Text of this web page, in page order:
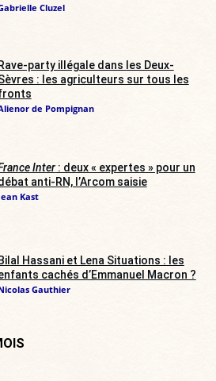
Cluzel
Rave-party illégale dans les Deux-
: les agriculteurs sur tous les
de Pompignan
Inter: deux « expertes » pour un
anti-RN, l’Arcom saisie
Kast
Bilal Hassani et Lena Situations : les
cachés d’Emmanuel Macron ?
Gauthier